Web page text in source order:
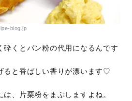
blog.jp
砕くとパン粉の代用になるんです
ると香ばしい香りが漂います♡
、片栗粉をまぶしますよね。